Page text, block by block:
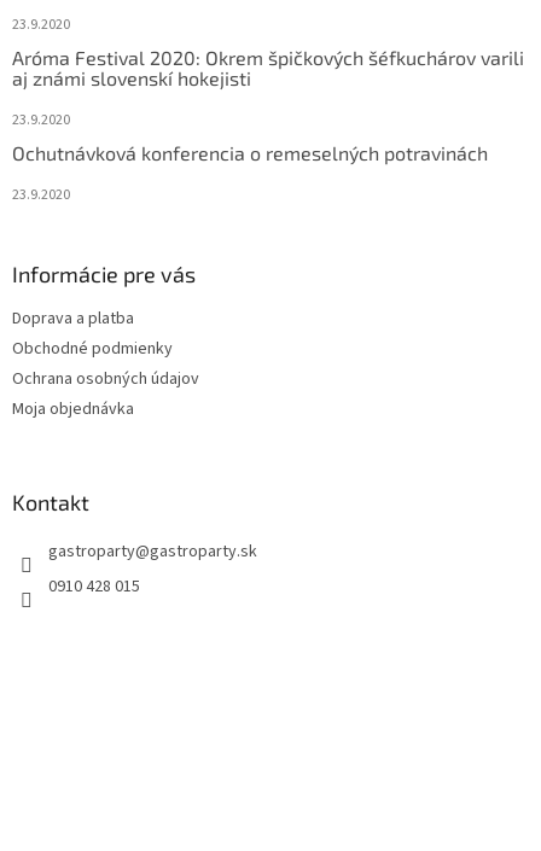
23.9.2020
Aróma Festival 2020: Okrem špičkových šéfkuchárov varili
aj známi slovenskí hokejisti
23.9.2020
Ochutnávková konferencia o remeselných potravinách
23.9.2020
Informácie pre vás
Doprava a platba
Obchodné podmienky
Ochrana osobných údajov
Moja objednávka
Kontakt
gastroparty@gastroparty.sk
0910 428 015